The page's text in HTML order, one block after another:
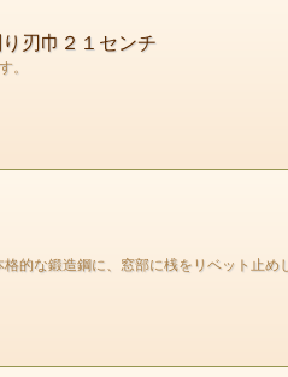
刃巾２１センチ
。
な鍛造鋼に、窓部に桟をリベット止め